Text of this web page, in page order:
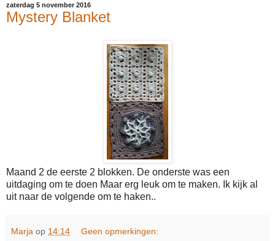
zaterdag 5 november 2016
Mystery Blanket
Maand 2 de eerste 2 blokken. De onderste was een
uitdaging om te doen Maar erg leuk om te maken. Ik kijk al
uit naar de volgende om te haken..
Marja op 14:14 Geen opmerkingen: